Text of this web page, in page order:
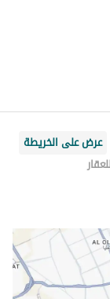
عرض على الخريطة